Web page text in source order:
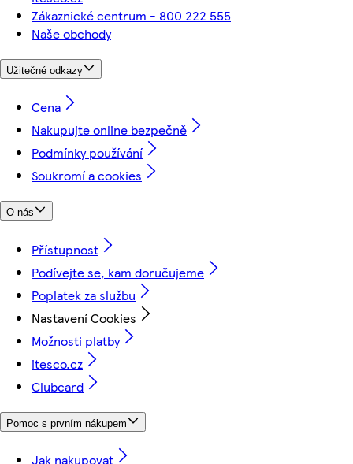
Zákaznické centrum - 800 222 555
Naše obchody
Užitečné odkazy
Cena
Nakupujte online bezpečně
Podmínky používání
Soukromí a cookies
O nás
Přístupnost
Podívejte se, kam doručujeme
Poplatek za službu
Nastavení Cookies
Možnosti platby
itesco.cz
Clubcard
Pomoc s prvním nákupem
Jak nakupovat